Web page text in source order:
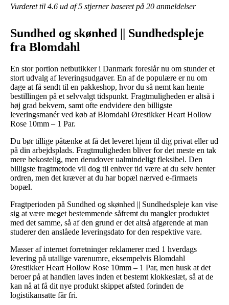
Vurderet til 4.6 ud af 5 stjerner baseret på 20 anmeldelser
Sundhed og skønhed || Sundhedspleje
fra Blomdahl
En stor portion netbutikker i Danmark foreslår nu om stunder et
stort udvalg af leveringsudgaver. En af de populære er nu om
dage at få sendt til en pakkeshop, hvor du så nemt kan hente
bestillingen på et selvvalgt tidspunkt. Fragtmuligheden er altså i
høj grad bekvem, samt ofte endvidere den billigste
leveringsmanér ved køb af Blomdahl Ørestikker Heart Hollow
Rose 10mm – 1 Par.
Du bør tillige påtænke at få det leveret hjem til dig privat eller ud
på din arbejdsplads. Fragtmuligheden bliver for det meste en tak
mere bekostelig, men derudover ualmindeligt fleksibel. Den
billigste fragtmetode vil dog til enhver tid være at du selv henter
ordren, men det kræver at du har bopæl nærved e-firmaets
bopæl.
Fragtperioden på Sundhed og skønhed || Sundhedspleje kan vise
sig at være meget bestemmende såfremt du mangler produktet
med det samme, så af den grund er det altså afgørende at man
studerer den anslåede leveringsdato for den respektive vare.
Masser af internet forretninger reklamerer med 1 hverdags
levering på utallige varenumre, eksempelvis Blomdahl
Ørestikker Heart Hollow Rose 10mm – 1 Par, men husk at det
beroer på at handlen laves inden et bestemt klokkeslæt, så at de
kan nå at få dit nye produkt skippet afsted forinden de
logistikansatte får fri.